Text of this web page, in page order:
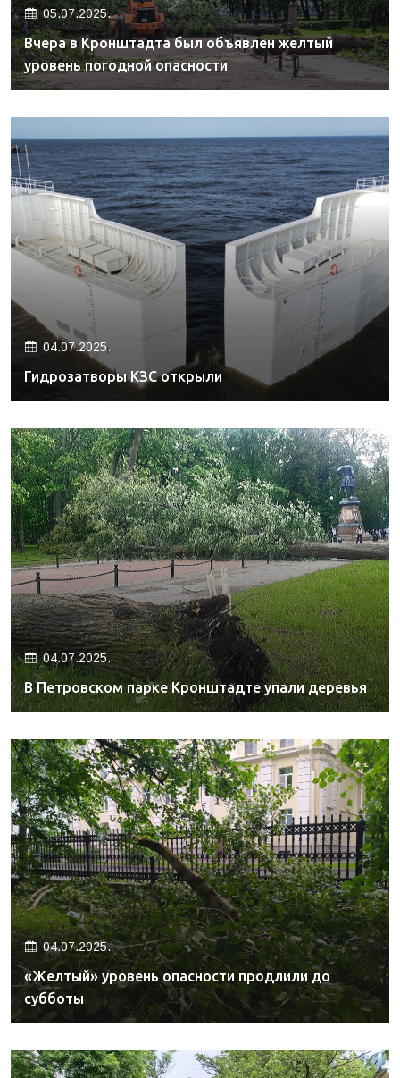
05.07.2025.
Вчера в Кронштадта был объявлен желтый
уровень погодной опасности
04.07.2025.
Гидрозатворы КЗС открыли
04.07.2025.
В Петровском парке Кронштадте упали деревья
04.07.2025.
«Желтый» уровень опасности продлили до
субботы